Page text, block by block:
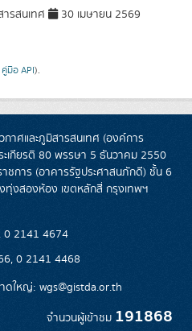
รสนเทศ 30 เมษายน 2569
คู่มือ API).
าศและภูมิสารสนเทศ (องค์การ
เกียรติ 80 พรรษา 5 ธันวาคม 2550
ชการ (อาคารรัฐประศาสนภักดี) ชั้น 6
ทุ่งสองห้อง เขตหลักสี่ กรุงเทพฯ
0 2141 4674
0 2141 4468
ใหญ่: wgs@gistda.or.th
จำนวนผู้เข้าชม 191868